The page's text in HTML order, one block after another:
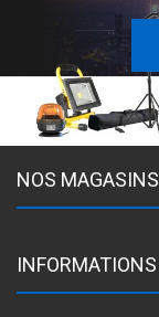
NOS MAGASINS
INFORMATIONS